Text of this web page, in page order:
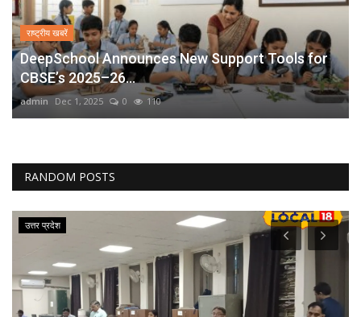
राष्ट्रीय खबरें
DeepSchool Announces New Support Tools for
CBSE’s 2025–26...
admin Dec 1, 2025 0 110
RANDOM POSTS
उत्तर प्रदेश